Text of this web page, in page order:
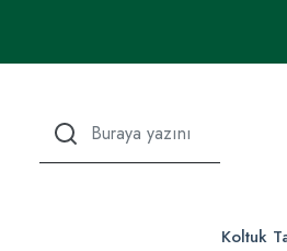
Koltuk